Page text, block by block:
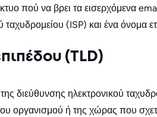
πού να βρει τα εισερχόμενα
(ISP) και ένα όνομα
(TLD)
διεύθυνσης ηλεκτρονικού
οργανισμού ή της χώρας που